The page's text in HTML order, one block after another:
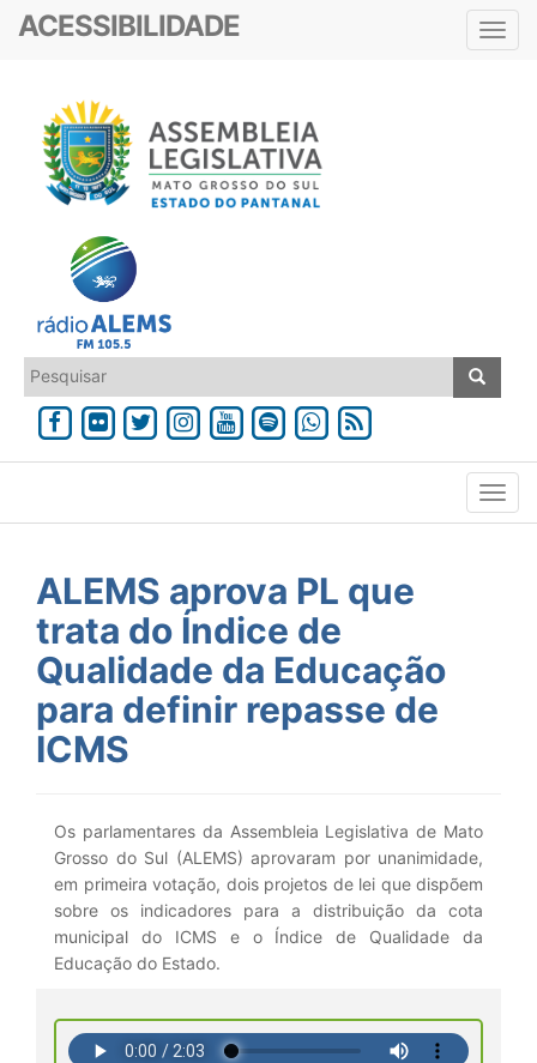
ACESSIBILIDADE
ALEMS aprova PL que
trata do Índice de
Qualidade da Educação
para definir repasse de
ICMS
Os parlamentares da Assembleia Legislativa de Mato
Grosso do Sul (ALEMS) aprovaram por unanimidade,
em primeira votação, dois projetos de lei que dispõem
sobre os indicadores para a distribuição da cota
municipal do ICMS e o Índice de Qualidade da
Educação do Estado.